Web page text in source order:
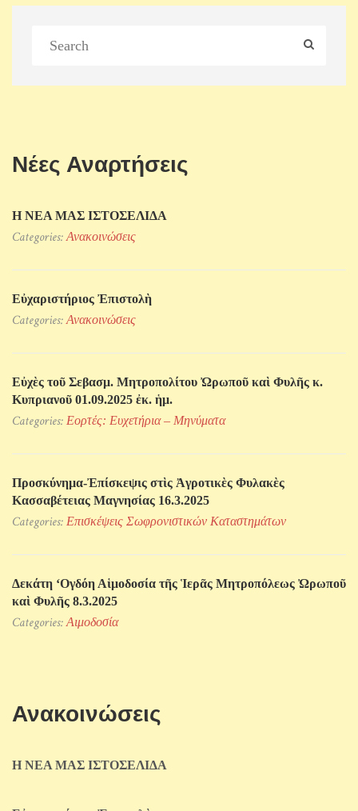
Νέες Αναρτήσεις
Η ΝΕΑ ΜΑΣ ΙΣΤΟΣΕΛΙΔΑ
Categories:Ανακοινώσεις
Εὐχαριστήριος Ἐπιστολὴ
Categories:Ανακοινώσεις
Εὐχὲς τοῦ Σεβασμ. Μητροπολίτου Ὠρωποῦ καὶ Φυλῆς κ.
Κυπριανοῦ 01.09.2025 ἐκ. ἡμ.
Categories: Εορτές: Ευχετήρια – Μηνύματα
Προσκύνηµα-Ἐπίσκεψις στὶς Ἀγροτικὲς Φυλακὲς
Κασσαβέτειας Μαγνησίας 16.3.2025
Categories: Επισκέψεις Σωφρονιστικών Kαταστημάτων
Δεκάτη ‘Ογδόη Αἱμοδοσία τῆς Ἱερᾶς Μητροπόλεως Ὠρωποῦ
καὶ Φυλῆς 8.3.2025
Categories:Αιμοδοσία
Ανακοινώσεις
Η ΝΕΑ ΜΑΣ ΙΣΤΟΣΕΛΙΔΑ